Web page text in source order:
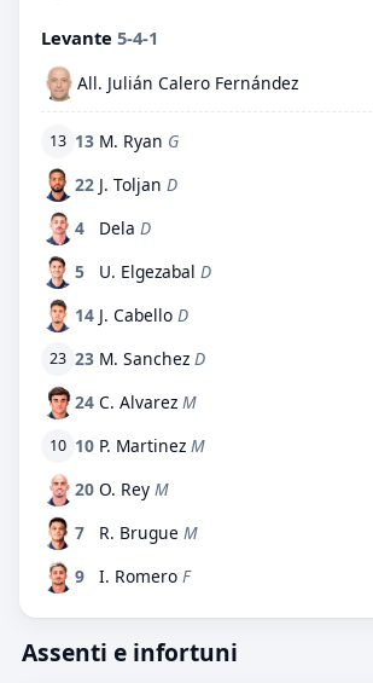
Levante 5-4-1
All. Julián Calero Fernández
13 13 M. Ryan G
22 J. Toljan D
4
Dela D
5
U. Elgezabal D
14 J. Cabello D
23 23 M. Sanchez D
24 C. Alvarez M
10 10 P. Martinez M
20 O. Rey M
7
R. Brugue M
9
I. Romero F
Assenti e infortuni